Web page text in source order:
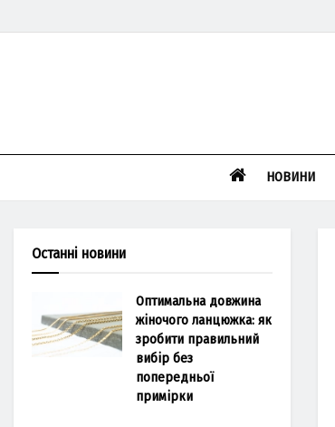
НОВИНИ
Останні новини
Оптимальна довжина
жіночого ланцюжка: як
зробити правильний
вибір без
попередньої
примірки